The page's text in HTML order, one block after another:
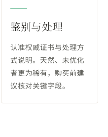
鉴别与处理
认准权威证书与处理方
式说明。天然、未优化
者更为稀有，购买前建
议核对关键字段。